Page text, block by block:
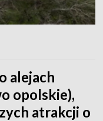
alejach
opolskie),
atrakcji o